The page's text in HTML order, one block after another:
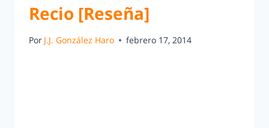
Recio [Reseña]
Por J.J. González Haro febrero 17, 2014